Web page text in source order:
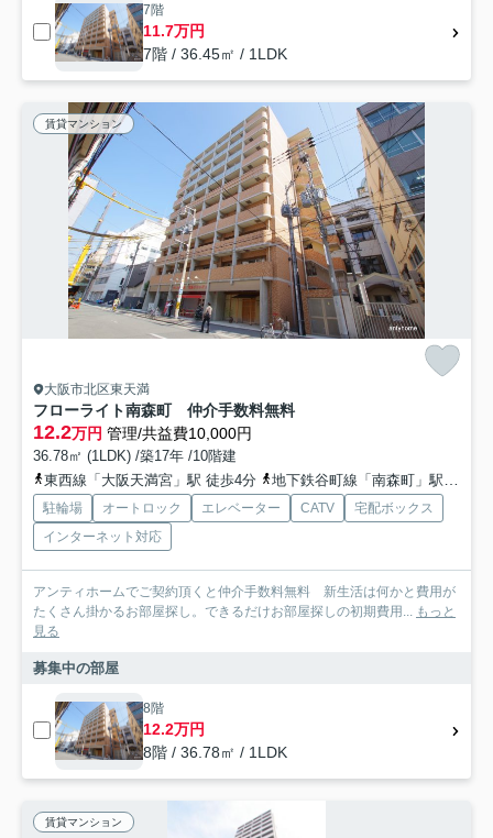
7階
11.7万円
7階 / 36.45㎡ / 1LDK
賃貸マンション
大阪市北区東天満
フローライト南森町 仲介手数料無料
12.2万円 管理/共益費10,000円
36.78㎡ (1LDK) /築17年 /10階建
東西線「大阪天満宮」駅 徒歩4分
地下鉄谷町線「南森町」駅 徒歩5分
駐輪場 オートロック エレベーター CATV
宅配ボックス
インターネット対応
アンティホームでご契約頂くと仲介手数料無料 新生活は何かと費用が
たくさん掛かるお部屋探し。できるだけお部屋探しの初期費用...
もっと
見る
募集中の部屋
8階
12.2万円
8階 / 36.78㎡ / 1LDK
賃貸マンション